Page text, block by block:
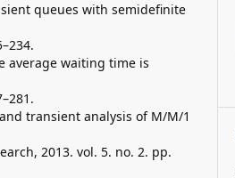
queues with semidefinite
average waiting time is
transient analysis of M/M/1
2013. vol. 5. no. 2. pp.